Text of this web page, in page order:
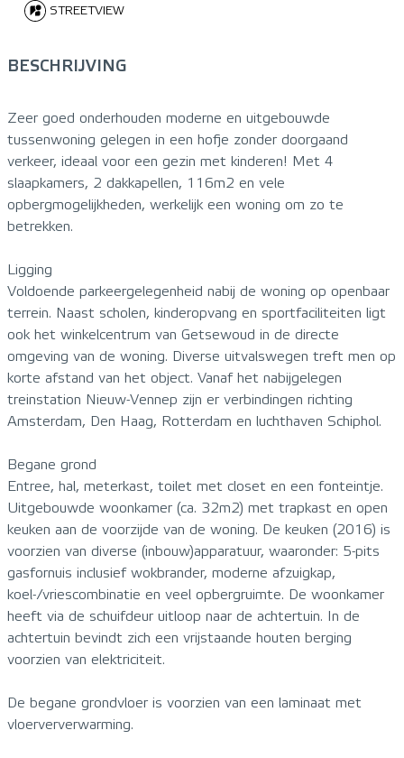
STREETVIEW
BESCHRIJVING
Zeer goed onderhouden moderne en uitgebouwde
tussenwoning gelegen in een hofje zonder doorgaand
verkeer, ideaal voor een gezin met kinderen! Met 4
slaapkamers, 2 dakkapellen, 116m2 en vele
opbergmogelijkheden, werkelijk een woning om zo te
betrekken.
Ligging
Voldoende parkeergelegenheid nabij de woning op openbaar
terrein. Naast scholen, kinderopvang en sportfaciliteiten ligt
ook het winkelcentrum van Getsewoud in de directe
omgeving van de woning. Diverse uitvalswegen treft men op
korte afstand van het object. Vanaf het nabijgelegen
treinstation Nieuw-Vennep zijn er verbindingen richting
Amsterdam, Den Haag, Rotterdam en luchthaven Schiphol.
Begane grond
Entree, hal, meterkast, toilet met closet en een fonteintje.
Uitgebouwde woonkamer (ca. 32m2) met trapkast en open
keuken aan de voorzijde van de woning. De keuken (2016) is
voorzien van diverse (inbouw)apparatuur, waaronder: 5-pits
gasfornuis inclusief wokbrander, moderne afzuigkap,
koel-/vriescombinatie en veel opbergruimte. De woonkamer
heeft via de schuifdeur uitloop naar de achtertuin. In de
achtertuin bevindt zich een vrijstaande houten berging
voorzien van elektriciteit.
De begane grondvloer is voorzien van een laminaat met
vloerververwarming.